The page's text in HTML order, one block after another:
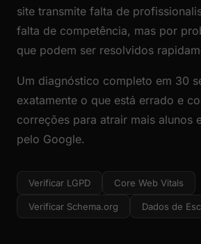
site transmite falta de
falta de competência, mas por
que podem ser resolvidos
Um diagnóstico completo em 30
exatamente o que está errado e
correções para atrair mais alunos
pelo Google.
Verificar LGPD Core Web Vitals
Verificar Schema.org Dados de